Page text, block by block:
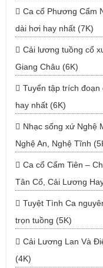
Ca cổ Phương Cẩm
dài hơi hay nhất (7K)
Cải lương tuồng cổ
Giang Châu (6K)
Tuyển tập trích
hay nhất (6K)
Nhạc sống xứ Nghệ
Nghệ An, Nghệ Tĩnh
Ca cổ Cẩm Tiên –
Tân Cổ, Cải Lương
Tuyệt Tình Ca
trọn tuồng (5K)
Cải Lương Lan Và
(4K)